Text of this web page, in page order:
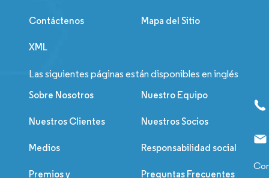
Contáctenos Mapa del Sitio
XML
Las siguientes páginas están disponibles en inglés
Sobre Nosotros Nuestro Equipo
Nuestros Clientes Nuestros Socios
Medios Responsabilidad social
Premios y Preguntas Frecuentes